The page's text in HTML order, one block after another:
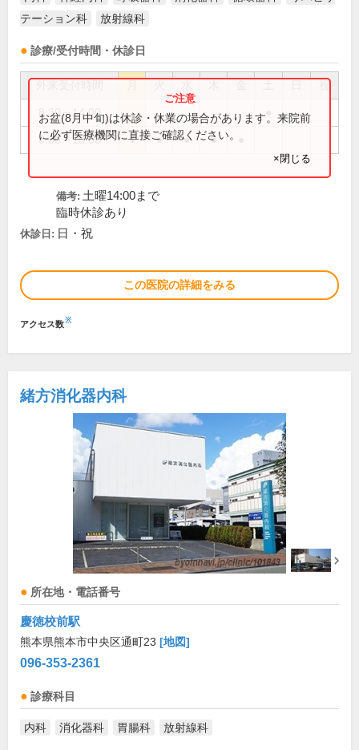
テーション科
放射線科
診療/受付時間・休診日
祝
8:30～14:00
8:30～18:00 ● ● ● ●
お盆(8月中旬)は休診・休業の場合があります。来院前
に必ず医療機関に直接ご確認ください。
×閉じる
備考: 土曜14:00まで
臨時休診あり
休診日: 日・祝
この医院の詳細をみる
アクセス数※
緒方消化器内科
所在地・電話番号
慶徳校前駅
熊本県熊本市中央区通町23 [地図]
096-353-2361
診療科目
内科 消化器科 胃腸科 放射線科